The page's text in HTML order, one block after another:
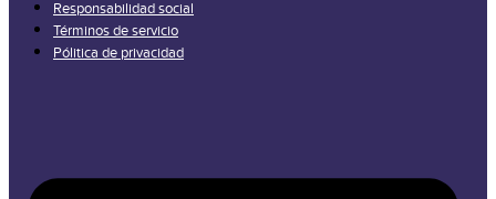
Responsabilidad social
Términos de servicio
Pólitica de privacidad